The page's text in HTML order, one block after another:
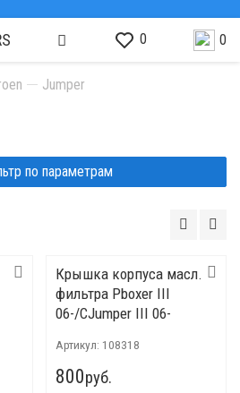
0 0
Jumper
по параметрам
Крышка корпуса масл.
фильтра Pboxer III
06-/CJumper III 06-
Артикул: 108318
800руб.